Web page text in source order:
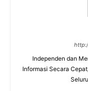
Independen dan
Informasi Secara